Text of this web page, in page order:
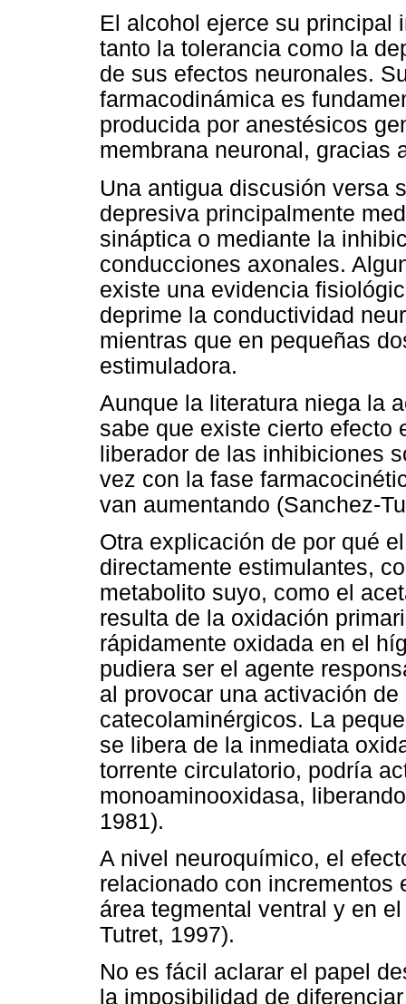
El alcohol ejerce su principal
tanto la tolerancia como la
de sus efectos neuronales.
farmacodinámica es
producida por anestésicos
membrana neuronal, gracias
Una antigua discusión versa
depresiva principalmente
sináptica o mediante la
conducciones axonales.
existe una evidencia
deprime la conductividad
mientras que en pequeñas
estimuladora.
Aunque la literatura niega la
sabe que existe cierto efecto
liberador de las inhibiciones
vez con la fase
van aumentando (Sanchez-
Otra explicación de por qué
directamente estimulantes,
metabolito suyo, como el
resulta de la oxidación
rápidamente oxidada en el
pudiera ser el agente
al provocar una activación
catecolaminérgicos. La
se libera de la inmediata
torrente circulatorio, podría
monoaminooxidasa,
1981).
A nivel neuroquímico, el
relacionado con incrementos
área tegmental ventral y en
Tutret, 1997).
No es fácil aclarar el papel
la imposibilidad de